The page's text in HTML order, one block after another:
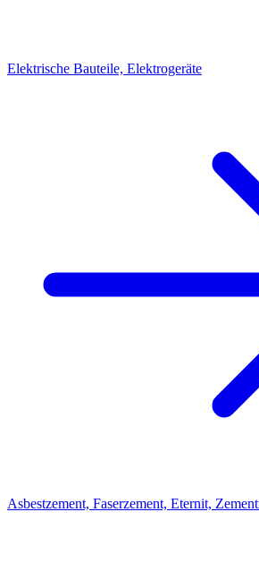
Elektrische Bauteile, Elektrogeräte
Asbestzement, Faserzement, Eternit,